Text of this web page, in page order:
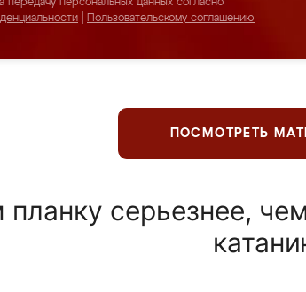
передачу персональных данных согласно
Пользовательскому соглашению
ПОСМОТРЕТЬ
серьезнее,